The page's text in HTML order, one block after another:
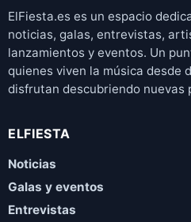
ElFiesta.es es un espacio
noticias, galas, entrevistas,
lanzamientos y eventos. Un
quienes viven la música desde
disfrutan descubriendo nuevas
ELFIESTA
Noticias
Galas y eventos
Entrevistas